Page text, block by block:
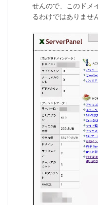
せんので、このドメ
るわけではありませ